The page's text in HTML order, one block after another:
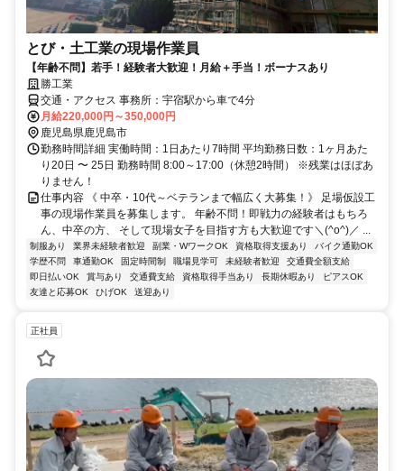
とび・土工業の現場作業員
【年齢不問】若手！経験者大歓迎！月給＋手当！ボーナスあり
勝工業
交通・アクセス 事務所：宇宿駅から車で4分
月給220,000円～350,000円
鹿児島県鹿児島市
勤務時間詳細 実働時間：1日あたり7時間 平均勤務日数：1ヶ月あた
り20日 〜 25日 勤務時間 8:00～17:00（休憩2時間） ※残業はほぼあ
りません！
仕事内容 《 中卒・10代～ベテランまで幅広く大募集！》 足場仮設工
事の現場作業員を募集します。 年齢不問！即戦力の経験者はもちろ
ん、中卒の方、 そして現場女子を目指す方も大歓迎です＼(^o^)／ ...
制服あり 業界未経験者歓迎 副業・WワークOK 資格取得支援あり
バイク通勤OK
学歴不問
車通勤OK 固定時間制 職場見学可 未経験者歓迎
交通費全額支給
即日払いOK
賞与あり 交通費支給 資格取得手当あり 長期休暇あり
ピアスOK
友達と応募OK
ひげOK 送迎あり
正社員